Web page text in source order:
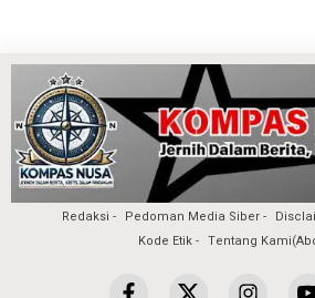
Redaksi Pedoman Media Siber
Kode Etik
Tentang